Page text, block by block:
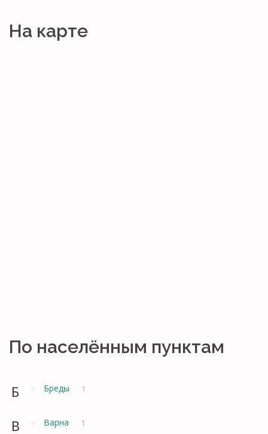
На карте
По населённым пунктам
Б Бреды 1
В Варна 1